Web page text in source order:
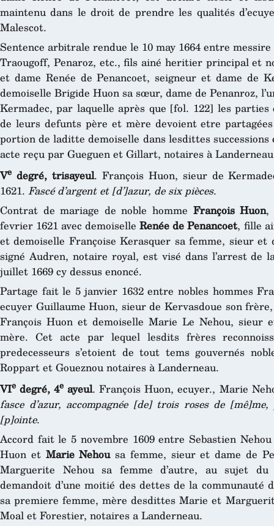
maintenu dans le droit de prendre les qualités
Malescot.
Sentence arbitrale rendue le 10 may 1664 entre
Traougoff, Penaroz, etc., fils ainé heritier principal et
et dame Renée de Penancoet, seigneur et dame de
demoiselle Brigide Huon sa sœur, dame de Penanroz,
Kermadec, par laquelle après que [fol. 122] les parties
de leurs defunts père et mère devoient etre
portion de laditte demoiselle dans lesdittes
acte reçu par Gueguen et Gillart, notaires à
Ve degré, trisayeul. François Huon, sieur de
1621. Fascé d’argent et [d’]azur, de six pièces.
Contrat de mariage de noble homme François Huon,
fevrier 1621 avec demoiselleRenée de Penancoet, fille
et demoiselle Françoise Kerasquer sa femme, sieur
signé Audren, notaire royal, est visé dans l’arrest de
juillet 1669 cy dessus enoncé.
Partage fait le 5 janvier 1632 entre nobles hommes
ecuyer Guillaume Huon, sieur de Kervasdoue son
François Huon et demoiselle Marie Le Nehou, sieur
mère. Cet acte par lequel lesdits frères
predecesseurs s’etoient de tout tems gouvernés
Roppart et Goueznou notaires à Landerneau.
VIe degré, 4e ayeul. François Huon, ecuyer., Marie
fasce d’azur, accompagnée [de] trois roses de
[p]ointe.
Accord fait le 5 novembre 1609 entre Sebastien
Huon et Marie Nehousa femme, sieur et dame de
Marguerite Nehou sa femme d’autre, au sujet
demandoit d’une moitié des dettes de la communauté
sa premiere femme, mère desdittes Marie et
Moal et Forestier, notaires a Landerneau.